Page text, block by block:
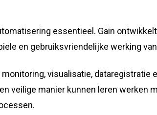
essentieel. Gain
en gebruiksvriendelijke werking
visualisatie, dataregistratie
veilige manier kunnen leren